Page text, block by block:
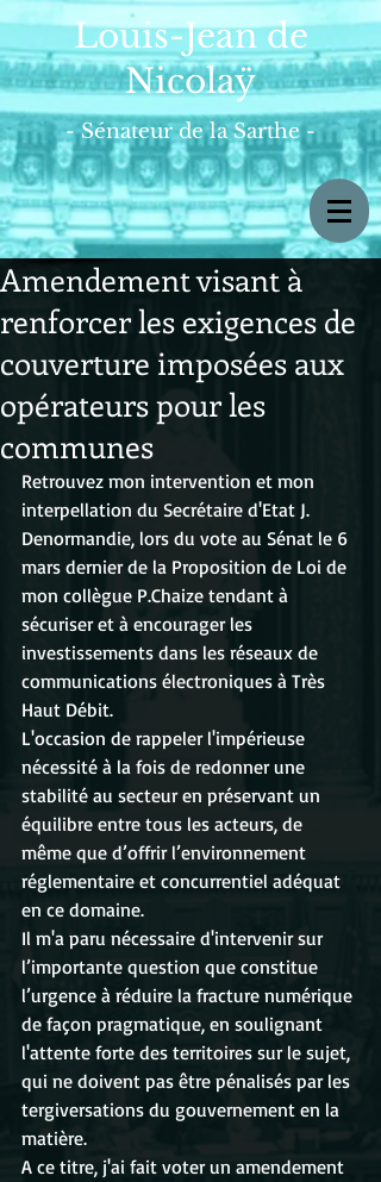
Louis-Jean de
Nicolaÿ
- Sénateur de la Sarthe -
Amendement visant à
renforcer les exigences de
couverture imposées aux
opérateurs pour les
communes
Retrouvez mon intervention et mon
interpellation du Secrétaire d'Etat J.
Denormandie, lors du vote au Sénat le 6
mars dernier de la Proposition de Loi de
mon collègue P.Chaize tendant à
sécuriser et à encourager les
investissements dans les réseaux de
communications électroniques à Très
Haut Débit.
L'occasion de rappeler l'impérieuse
nécessité à la fois de redonner une
stabilité au secteur en préservant un
équilibre entre tous les acteurs, de
même que d’offrir l’environnement
réglementaire et concurrentiel adéquat
en ce domaine.
Il m'a paru nécessaire d'intervenir sur
l’importante question que constitue
l’urgence à réduire la fracture numérique
de façon pragmatique, en soulignant
l'attente forte des territoires sur le sujet,
qui ne doivent pas être pénalisés par les
tergiversations du gouvernement en la
matière.
A ce titre, j'ai fait voter un amendement